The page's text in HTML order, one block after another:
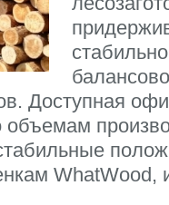
Доступная
объемам
WhatWood,